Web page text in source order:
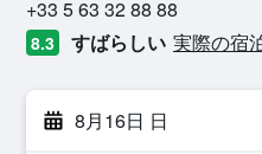
+33 5 63 32 88 88
8.3 すばらしい 実際の宿
8月16日 日